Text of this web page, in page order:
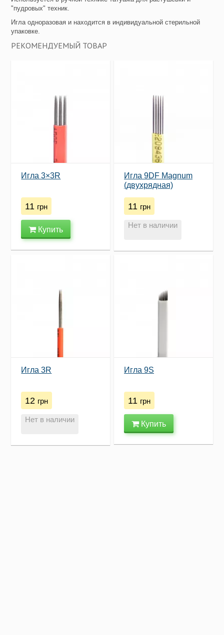
"пудровых" техник.
Игла одноразовая и находится в индивидуальной стерильной
упаковке.
РЕКОМЕНДУЕМЫЙ ТОВАР
Игла 3×3R
11 грн
Купить
Игла 9DF Magnum
(двухрядная)
11 грн
Нет в наличии
Игла 3R
12 грн
Нет в наличии
Игла 9S
11 грн
Купить